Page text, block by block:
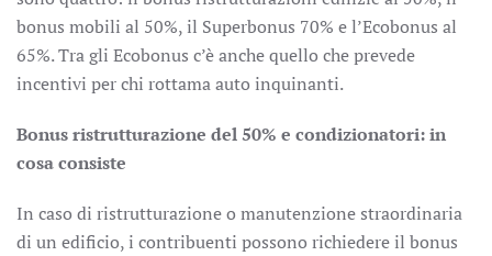
bonus mobili al 50%, il Superbonus 70% e l’Ecobonus al
65%. Tra gli Ecobonus c’è anche quello che prevede
incentivi per chi rottama auto inquinanti.
Bonus ristrutturazione del 50% e condizionatori: in
cosa consiste
In caso di ristrutturazione o manutenzione straordinaria
di un edificio, i contribuenti possono richiedere il bonus